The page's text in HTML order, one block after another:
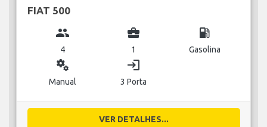
FIAT 500
group
4
business_center
1
local_gas_station
Gasolina
miscellaneous_services
Manual
login
3 Porta
VER DETALHES...